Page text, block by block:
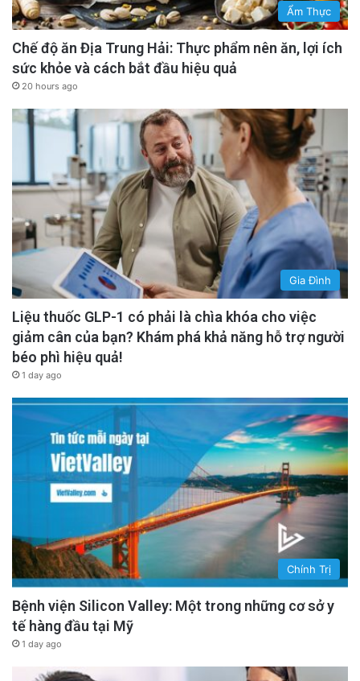
Ẩm Thực
Chế độ ăn Địa Trung Hải: Thực phẩm nên ăn, lợi ích
sức khỏe và cách bắt đầu hiệu quả
20 hours ago
Gia Đình
Liệu thuốc GLP-1 có phải là chìa khóa cho việc
giảm cân của bạn? Khám phá khả năng hỗ trợ người
béo phì hiệu quả!
1 day ago
Chính Trị
Bệnh viện Silicon Valley: Một trong những cơ sở y
tế hàng đầu tại Mỹ
1 day ago